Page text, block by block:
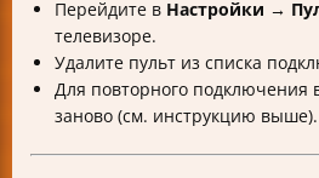
Перейдите в Настройки →
телевизоре.
Удалите пульт из списка
Для повторного подключения
заново (см. инструкцию выше).